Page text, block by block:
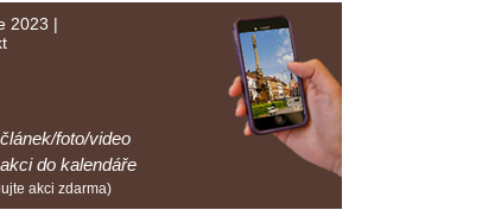
2023 |
foto/video
do kalendáře
akci zdarma)